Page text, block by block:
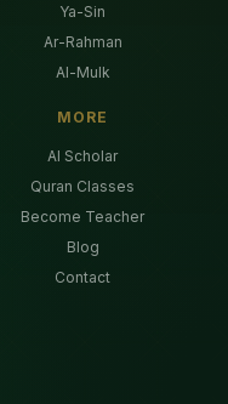
Ya-Sin
Ar-Rahman
Al-Mulk
MORE
AI Scholar
Quran Classes
Become Teacher
Blog
Contact